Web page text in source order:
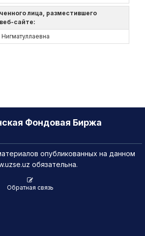
лица, разместившего
сайте:
Фондовая Биржа
опубликованных на данном
обязательна.
Обратная связь